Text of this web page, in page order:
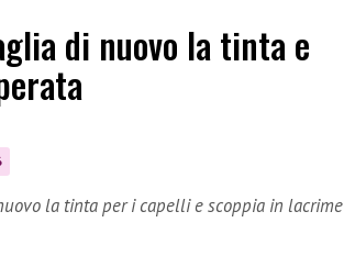
di nuovo la tinta e
la tinta per i capelli e scoppia in lacrime